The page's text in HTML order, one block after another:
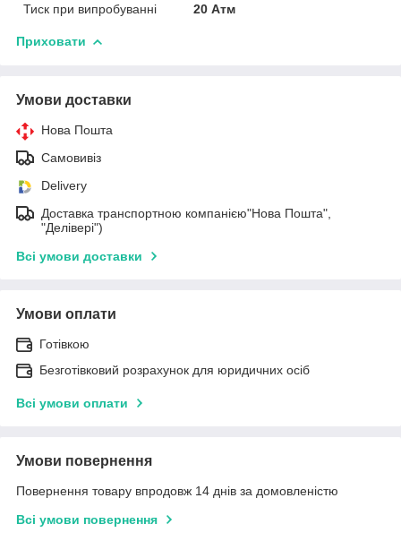
Тиск при випробуванні
20 Атм
Приховати
Умови доставки
Нова Пошта
Самовивіз
Delivery
Доставка транспортною компанією"Нова Пошта",
"Делівері")
Всі умови доставки
Умови оплати
Готівкою
Безготівковий розрахунок для юридичних осіб
Всі умови оплати
Умови повернення
Повернення товару впродовж 14 днів за домовленістю
Всі умови повернення